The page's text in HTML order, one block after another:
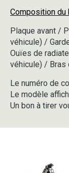
Composition
Plaque avant /
véhicule) /
Ouïes de
véhicule) / Bras
Le numéro de
Le modèle
Un bon à tirer